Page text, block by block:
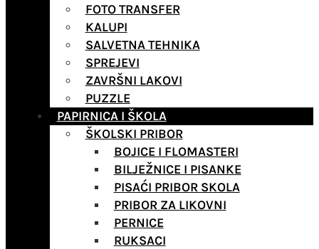
FOTO TRANSFER
KALUPI
SALVETNA TEHNIKA
SPREJEVI
ZAVRŠNI LAKOVI
PUZZLE
PAPIRNICA I ŠKOLA
ŠKOLSKI PRIBOR
BOJICE I FLOMASTERI
BILJEŽNICE I PISANKE
PISAĆI PRIBOR SKOLA
PRIBOR ZA LIKOVNI
PERNICE
RUKSACI